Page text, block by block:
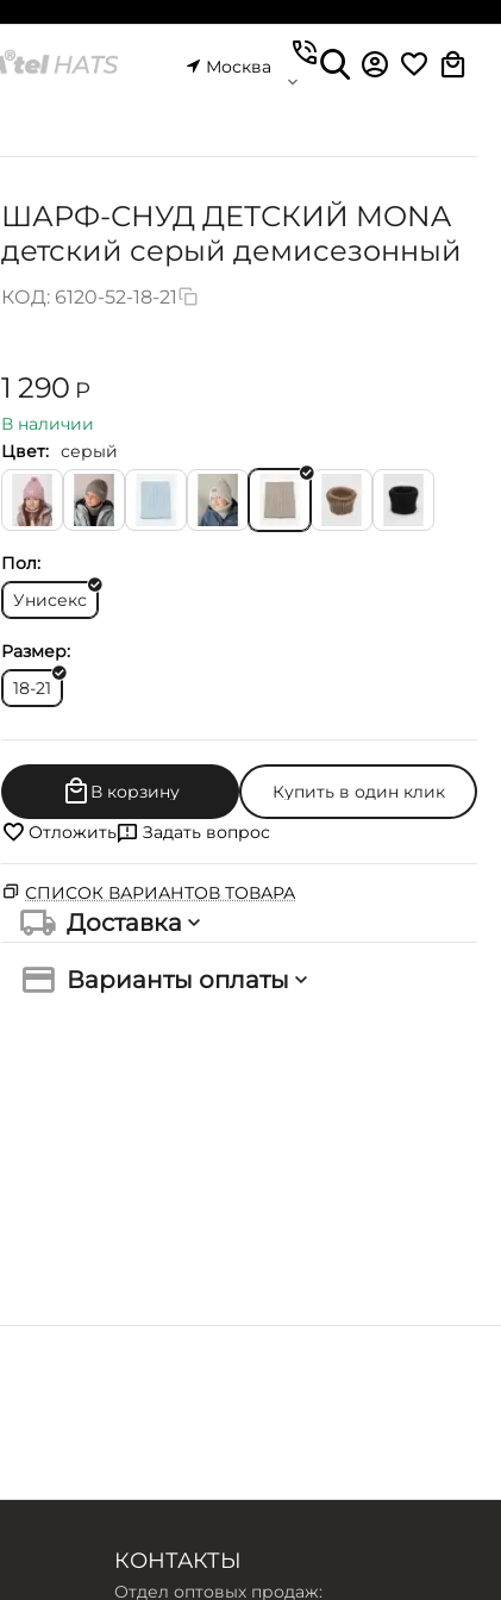
Москва
ШАРФ-СНУД ДЕТСКИЙ MONA
детский серый демисезонный
КОД: 6120-52-18-21
1 290 Р
В наличии
Цвет: серый
Пол:
Унисекс
Размер:
18-21
В корзину
Купить в один клик
Отложить
Задать вопрос
СПИСОК ВАРИАНТОВ ТОВАРА
Доставка
Варианты оплаты
КОНТАКТЫ
Отдел оптовых продаж: